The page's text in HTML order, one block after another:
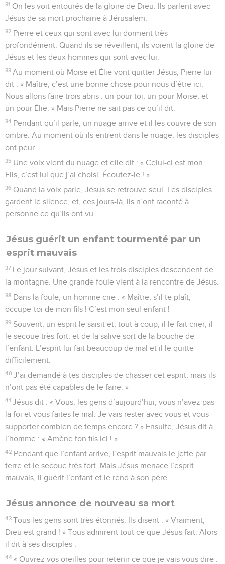
31 On les voit entourés de la gloire de Dieu. Ils parlent avec
Jésus de sa mort prochaine à Jérusalem.
32 Pierre et ceux qui sont avec lui dorment très
profondément. Quand ils se réveillent, ils voient la gloire de
Jésus et les deux hommes qui sont avec lui.
33 Au moment où Moïse et Élie vont quitter Jésus, Pierre lui
dit : « Maître, c’est une bonne chose pour nous d’être ici.
Nous allons faire trois abris : un pour toi, un pour Moïse, et
un pour Élie. » Mais Pierre ne sait pas ce qu’il dit.
34 Pendant qu’il parle, un nuage arrive et il les couvre de son
ombre. Au moment où ils entrent dans le nuage, les disciples
ont peur.
35 Une voix vient du nuage et elle dit : « Celui-ci est mon
Fils, c’est lui que j’ai choisi. Écoutez-le ! »
36 Quand la voix parle, Jésus se retrouve seul. Les disciples
gardent le silence, et, ces jours-là, ils n’ont raconté à
personne ce qu’ils ont vu.
Jésus guérit un enfant tourmenté par un
esprit mauvais
37 Le jour suivant, Jésus et les trois disciples descendent de
la montagne. Une grande foule vient à la rencontre de Jésus.
38 Dans la foule, un homme crie : « Maître, s’il te plaît,
occupe-toi de mon fils ! C’est mon seul enfant !
39 Souvent, un esprit le saisit et, tout à coup, il le fait crier, il
le secoue très fort, et de la salive sort de la bouche de
l’enfant. L’esprit lui fait beaucoup de mal et il le quitte
difficilement.
40 J’ai demandé à tes disciples de chasser cet esprit, mais ils
n’ont pas été capables de le faire. »
41 Jésus dit : « Vous, les gens d’aujourd’hui, vous n’avez pas
la foi et vous faites le mal. Je vais rester avec vous et vous
supporter combien de temps encore ? » Ensuite, Jésus dit à
l’homme : « Amène ton fils ici ! »
42 Pendant que l’enfant arrive, l’esprit mauvais le jette par
terre et le secoue très fort. Mais Jésus menace l’esprit
mauvais, il guérit l’enfant et le rend à son père.
Jésus annonce de nouveau sa mort
43 Tous les gens sont très étonnés. Ils disent : « Vraiment,
Dieu est grand ! » Tous admirent tout ce que Jésus fait. Alors
il dit à ses disciples :
44 « Ouvrez vos oreilles pour retenir ce que je vais vous dire :